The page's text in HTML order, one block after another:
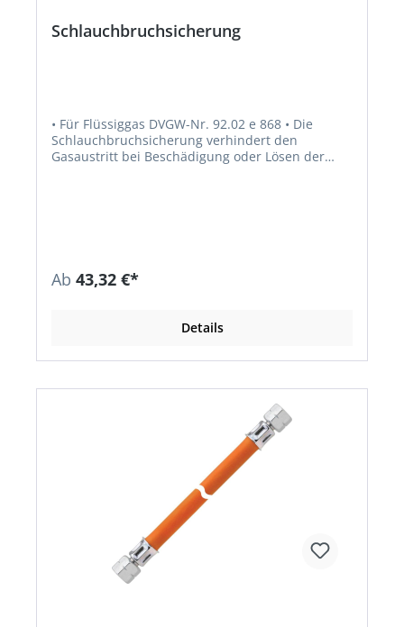
Schlauchbruchsicherung
• Für Flüssiggas DVGW-Nr. 92.02 e 868 • Die
Schlauchbruchsicherung verhindert den
Gasaustritt bei Beschädigung oder Lösen der
Ab 43,32 €*
Details